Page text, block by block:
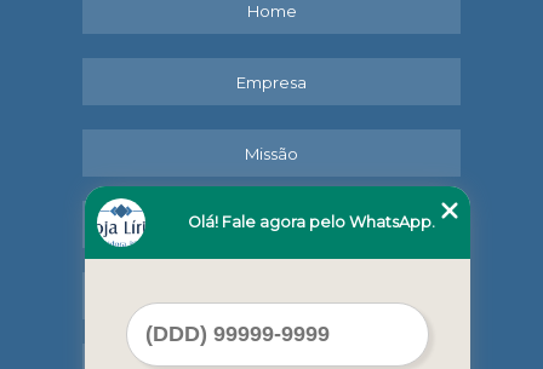
Home
Empresa
Missão
Serviços
Olá! Fale agora pelo WhatsApp.